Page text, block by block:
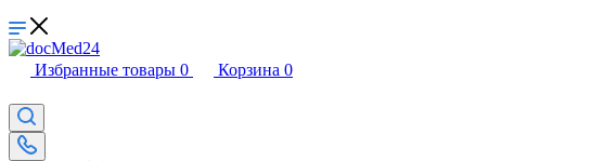
Избранные товары 0 Корзина 0